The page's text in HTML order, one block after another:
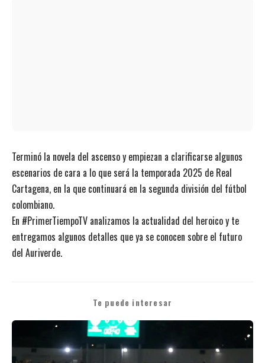
Terminó la novela del ascenso y empiezan a clarificarse algunos
escenarios de cara a lo que será la temporada 2025 de Real
Cartagena, en la que continuará en la segunda división del fútbol
colombiano.
En #PrimerTiempoTV analizamos la actualidad del heroico y te
entregamos algunos detalles que ya se conocen sobre el futuro
del Auriverde.
Te puede interesar